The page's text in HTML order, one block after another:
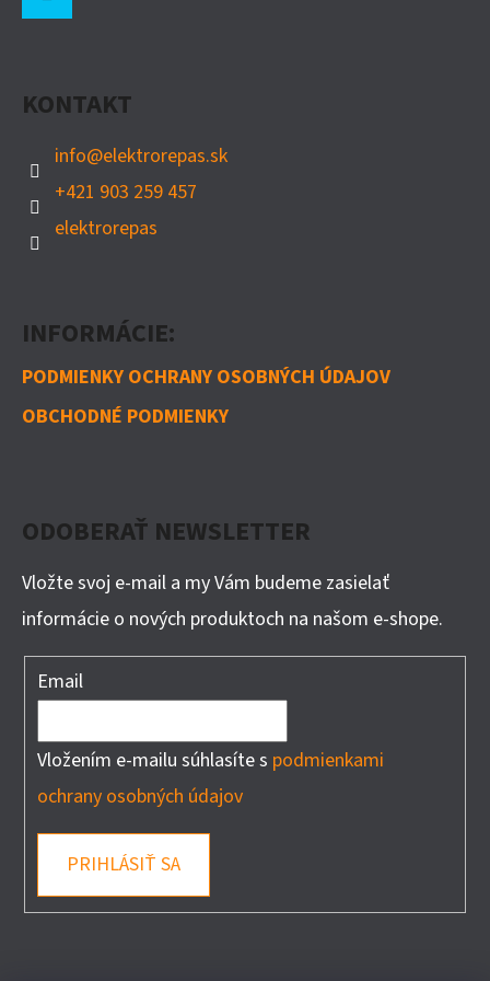
150W
KONTAKT
info@elektrorepas.sk
+421 903 259 457
elektrorepas
INFORMÁCIE:
PODMIENKY OCHRANY OSOBNÝCH ÚDAJOV
OBCHODNÉ PODMIENKY
ODOBERAŤ NEWSLETTER
Vložte svoj e-mail a my Vám budeme zasielať
informácie o nových produktoch na našom e-shope.
Email
Vložením e-mailu súhlasíte s podmienkami
ochrany osobných údajov
PRIHLÁSIŤ SA